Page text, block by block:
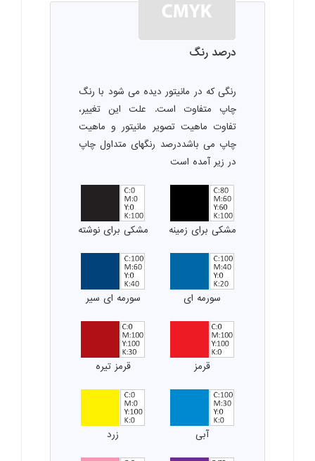
درصد رنگ
رنگی که در مانیتور دیده می شود با رنگ
چاپ متفاوت است. علت این تغییر،
تفاوت ماهیت تصویر مانیتور و ماهیت
چاپ می باشددرصد رنگهای متداول چاپ
در زیر آمده است
مشکی برای زمینه مشکی برای نوشته
سورمه ای سورمه ای سیر
قرمز قرمز تیره
آبی زرد